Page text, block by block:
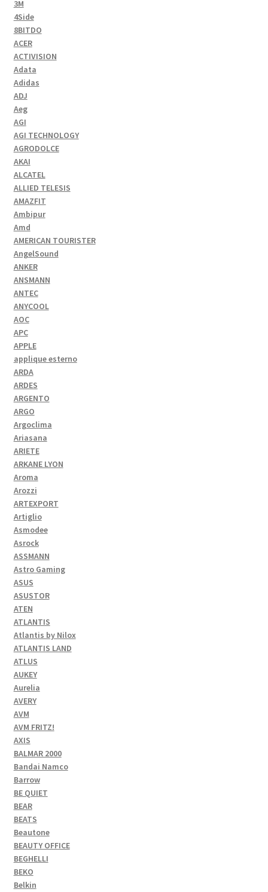
3M
4Side
8BITDO
ACER
ACTIVISION
Adata
Adidas
ADJ
Aeg
AGI
AGI TECHNOLOGY
AGRODOLCE
AKAI
ALCATEL
ALLIED TELESIS
AMAZFIT
Ambipur
Amd
AMERICAN TOURISTER
AngelSound
ANKER
ANSMANN
ANTEC
ANYCOOL
AOC
APC
APPLE
applique esterno
ARDA
ARDES
ARGENTO
ARGO
Argoclima
Ariasana
ARIETE
ARKANE LYON
Aroma
Arozzi
ARTEXPORT
Artiglio
Asmodee
Asrock
ASSMANN
Astro Gaming
ASUS
ASUSTOR
ATEN
ATLANTIS
Atlantis by Nilox
ATLANTIS LAND
ATLUS
AUKEY
Aurelia
AVERY
AVM
AVM FRITZ!
AXIS
BALMAR 2000
Bandai Namco
Barrow
BE QUIET
BEAR
BEATS
Beautone
BEAUTY OFFICE
BEGHELLI
BEKO
Belkin